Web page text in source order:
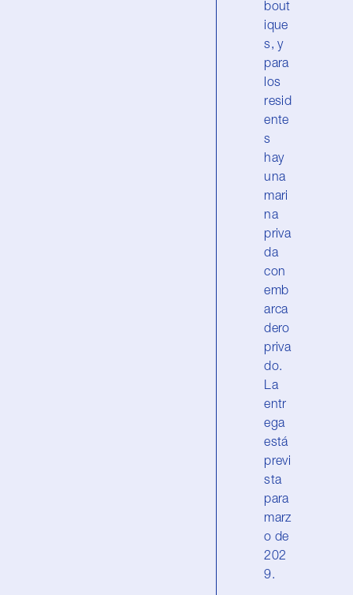
bout
ique
s, y
para
los
resid
ente
s
hay
una
mari
na
priva
da
con
emb
arca
dero
priva
do.
La
entr
ega
está
previ
sta
para
marz
o de
202
9.